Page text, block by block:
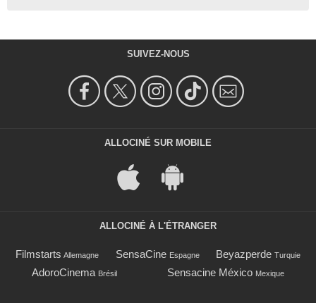
SUIVEZ-NOUS
ALLOCINÉ SUR MOBILE
ALLOCINÉ À L'ÉTRANGER
Filmstarts Allemagne SensaCine Espagne Beyazperde Turquie
AdoroCinema Brésil Sensacine México Mexique